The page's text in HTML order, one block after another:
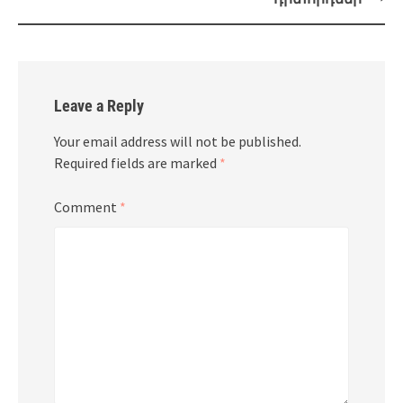
Leave a Reply
Your email address will not be published.
Required fields are marked *
Comment *